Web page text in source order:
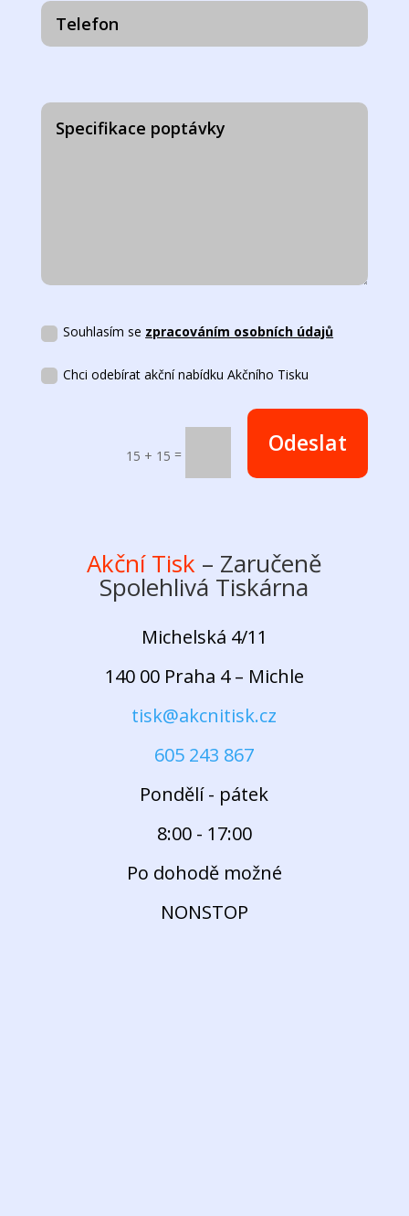
Souhlasím se zpracováním osobních údajů
Chci odebírat akční nabídku Akčního Tisku
15 + 15 = Odeslat
Akční Tisk– Zaručeně
Spolehlivá Tiskárna
Michelská 4/11
140 00 Praha 4 – Michle
tisk@akcnitisk.cz
605 243 867
Pondělí - pátek
8:00 - 17:00
Po dohodě možné
NONSTOP